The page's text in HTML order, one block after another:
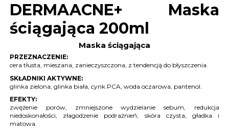
DERMAACNE+ Maska
ściągająca 200ml
Maska ściągająca
PRZEZNACZENIE:
cera tłusta, mieszana, zanieczyszczona, z tendencją do błyszczenia.
SKŁADNIKI AKTYWNE:
glinka zielona, glinka biała, cynk PCA, woda oczarowa, pantenol.
EFEKTY:
zwężenie porów, zmniejszone wydzielanie sebum, redukcja
niedoskonałości, złagodzenie podrażnień, skóra czysta, gładka i
matowa.